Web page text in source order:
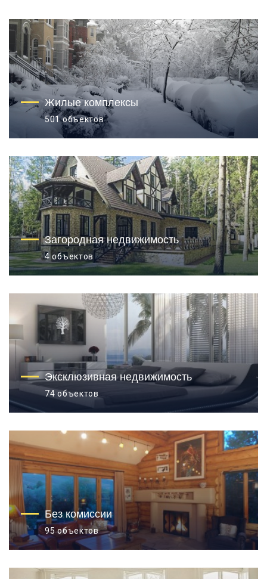
Жилые комплексы
501 объектов
Загородная недвижимость
4 объектов
Эксклюзивная недвижимость
74 объектов
Без комиссии
95 объектов